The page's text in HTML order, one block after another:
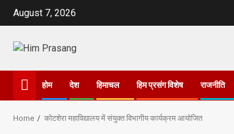
Skip
August 7, 2026
होम देश हिमाचल हिम प्रसंग विशेष राजनीति
Home कोटशेरा महाविद्यालय में संयुक्त विभागीय कार्यक्रम आयोजित